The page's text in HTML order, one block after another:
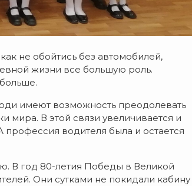
не обойтись без автомобилей,
жизни все большую роль.
имеют возможность преодолевать
мира. В этой связи увеличивается и
водителя была и остается
В год 80-летия Победы в Великой
Они сутками не покидали кабину